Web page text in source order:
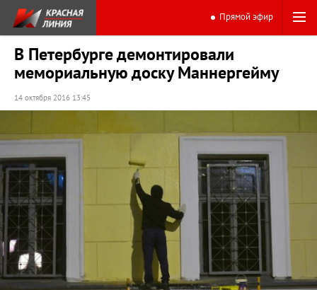
Прямой эфир
В Петербурге демонтировали
мемориальную доску Маннергейму
14 октября 2016 13:45